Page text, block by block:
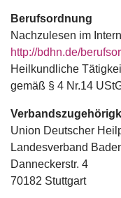
Berufsordnung
Nachzulesen im
http://bdhn.de/
Heilkundliche
gemäß § 4 Nr.14
Union Deutscher
Landesverband
Danneckerstr. 4
70182 Stuttgart